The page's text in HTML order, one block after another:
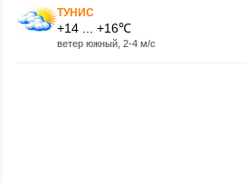
ТУНИС
+14 ... +16℃
ветер южный, 2-4 м/с